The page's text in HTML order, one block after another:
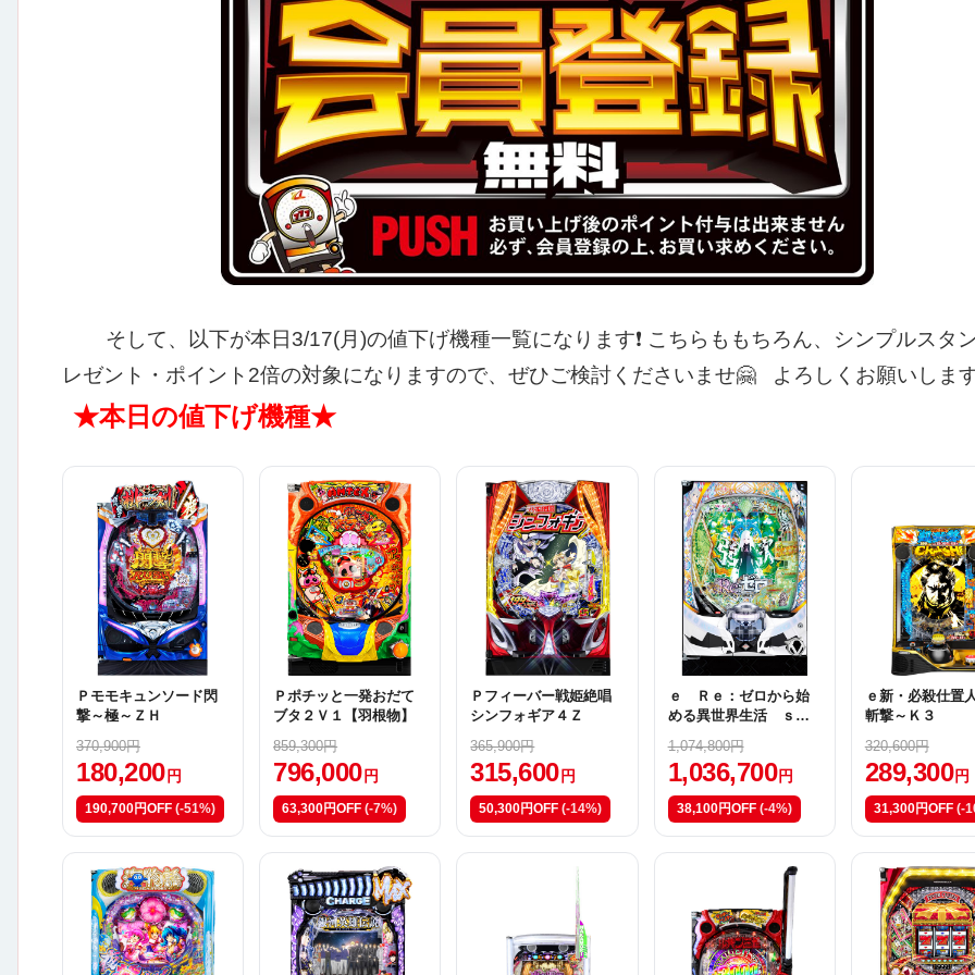
そして、以下が本日3/17(月)の値下げ機種一覧になります❗ こちらももちろん、シンプルスタ
レゼント・ポイント2倍の対象になりますので、ぜひご検討くださいませ🤗
よろしくお願いしま
★本日の値下げ機種★
Ｐモモキュンソード閃
撃～極～ＺＨ
370,900円
180,200円
190,700円OFF (-51%)
Ｐポチッと一発おだて
ブタ２Ｖ１【羽根物】
859,300円
796,000円
63,300円OFF (-7%)
Ｐフィーバー戦姫絶唱
シンフォギア４Ｚ
365,900円
315,600円
50,300円OFF (-14%)
ｅ Ｒｅ：ゼロから始
める異世界生活 ｓｅ
1,074,800円
1,036,700円
38,100円OFF (-4%)
ｅ新・必殺仕置
斬撃～Ｋ３
320,600円
289,300円
31,300円OFF (-